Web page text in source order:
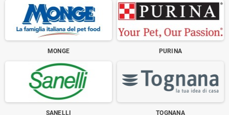
MONGE PURINA
SANELLI TOGNANA